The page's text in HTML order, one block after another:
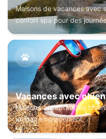
Maisons de vacances avec
confort spa pour des
Vacances avec chien
Maisons acceptant les
un bon emplacement.